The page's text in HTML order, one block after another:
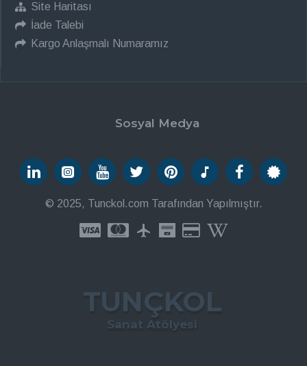
Site Haritası
İade Talebi
Kargo Anlaşmalı Numaramız
Sosyal Medya
© 2025, Tunckol.com Tarafından Yapılmıştır.
TUNÇKOL
Sanat Atölyesi